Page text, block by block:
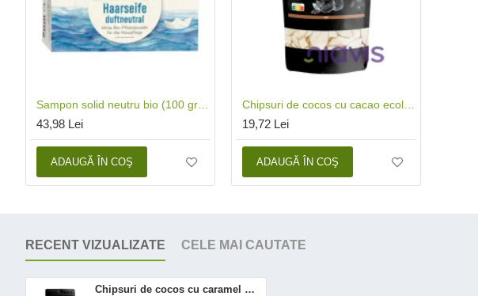
43,98 Lei
ADAUGĂ ÎN COŞ
19,72 Lei
ADAUGĂ ÎN COŞ
RECENT VIZUALIZATE CELE MAI CAUTATE
Chipsuri de cocos cu caramel sarat ecologice/BIO (100 grame), Niavis